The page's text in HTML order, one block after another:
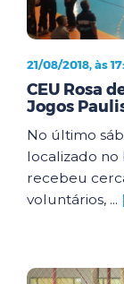
21/08/2018, às
CEU Rosa
Jogos
No último
localizado no
recebeu
voluntários, ...